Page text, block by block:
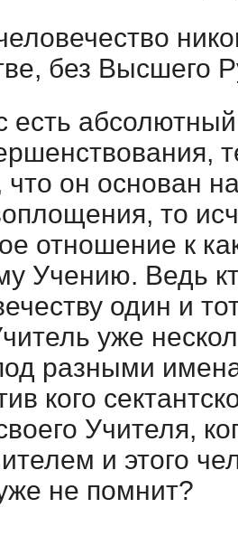
без Высшего
есть
что он основан
то
отношение к
Учению. Ведь
один и
уже
разными
кого
Учителя,
и этого
не помнит?